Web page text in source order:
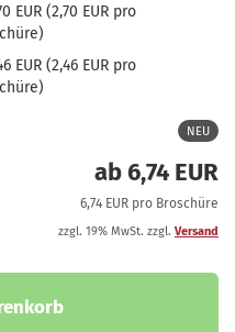
EUR (2,70 EUR pro
EUR (2,46 EUR pro
NEU
ab 6,74 EUR
6,74 EUR pro Broschüre
zzgl. 19% MwSt. zzgl. Versand